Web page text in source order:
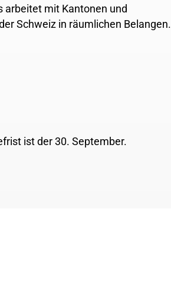
arbeitet mit Kantonen und
Schweiz in räumlichen Belangen.
ist der 30. September.